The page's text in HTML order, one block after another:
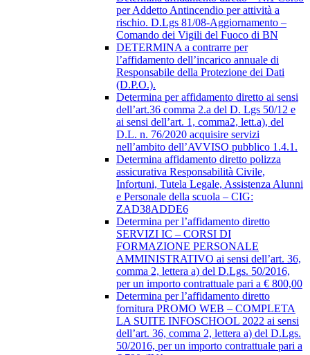
per Addetto Antincendio per attività a
rischio. D.Lgs 81/08-Aggiornamento –
Comando dei Vigili del Fuoco di BN
DETERMINA a contrarre per
l’affidamento dell’incarico annuale di
Responsabile della Protezione dei Dati
(D.P.O.).
Determina per affidamento diretto ai sensi
dell’art.36 comma 2.a del D. Lgs 50/12 e
ai sensi dell’art. 1, comma2, lett.a), del
D.L. n. 76/2020 acquisire servizi
nell’ambito dell’AVVISO pubblico 1.4.1.
Determina affidamento diretto polizza
assicurativa Responsabilità Civile,
Infortuni, Tutela Legale, Assistenza Alunni
e Personale della scuola – CIG:
ZAD38ADDE6
Determina per l’affidamento diretto
SERVIZI IC – CORSI DI
FORMAZIONE PERSONALE
AMMINISTRATIVO ai sensi dell’art. 36,
comma 2, lettera a) del D.Lgs. 50/2016,
per un importo contrattuale pari a € 800,00
Determina per l’affidamento diretto
fornitura PROMO WEB – COMPLETA
LA SUITE INFOSCHOOL 2022 ai sensi
dell’art. 36, comma 2, lettera a) del D.Lgs.
50/2016, per un importo contrattuale pari a